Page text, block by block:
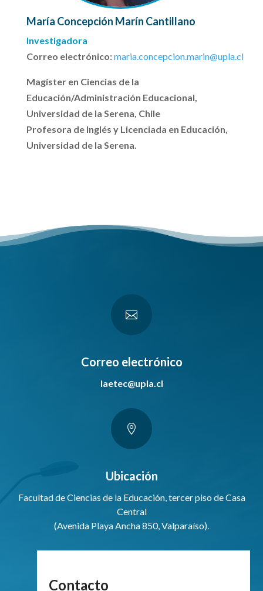
María Concepción Marín Cantillano
Investigadora
Correo electrónico:maria.concepcion.marin@upla.cl
Magíster en Ciencias de la
Educación/Administración Educacional,
Universidad de la Serena, Chile
Profesora de Inglés y Licenciada en Educación,
Universidad de la Serena.

Correo electrónico
laetec@upla.cl

Ubicación
Facultad de Ciencias de la Educación, tercer piso de Casa
Central
(Avenida Playa Ancha 850, Valparaíso).
Contacto